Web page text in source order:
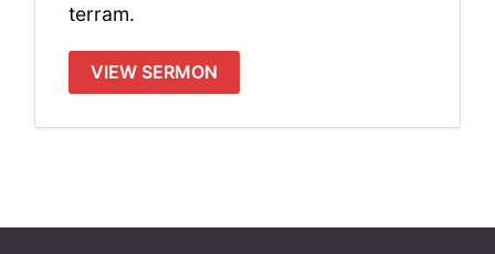
terram.
VIEW SERMON